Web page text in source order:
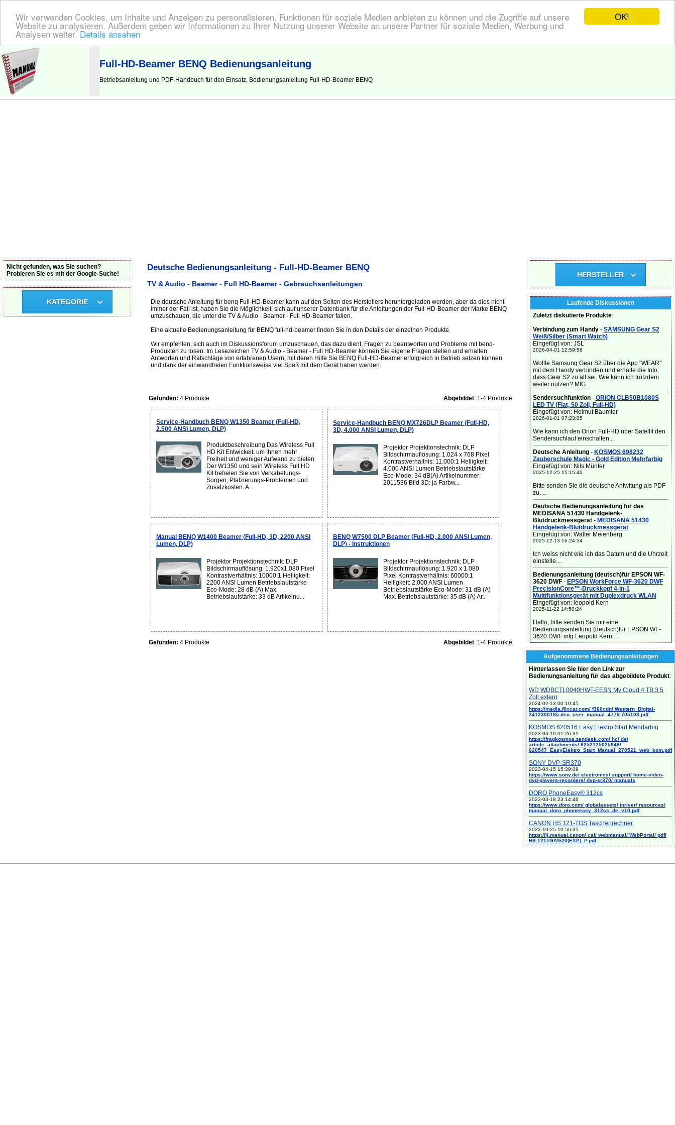
OK!
Wir verwenden Cookies, um Inhalte und Anzeigen zu personalisieren, Funktionen für soziale Medien anbieten zu können und die Zugriffe auf unsere
Website zu analysieren. Außerdem geben wir Informationen zu Ihrer Nutzung unserer Website an unsere Partner für soziale Medien, Werbung und
Analysen weiter. Details ansehen
BEDIENUNGSANLEITUNG | Hier finden Sie die deutsche Anleitung!
Full-HD-Beamer BENQ Bedienungsanleitung
Betriebsanleitung und PDF-Handbuch für den Einsatz, Bedienungsanleitung Full-HD-Beamer BENQ
Deutsche Bedienungsanleitung - Full-HD-Beamer BENQ
TV & Audio - Beamer - Full HD-Beamer - Gebrauchsanleitungen
Die deutsche Anleitung für benq Full-HD-Beamer kann auf den Seiten des Herstellers heruntergeladen werden, aber da dies nicht
immer der Fall ist, haben Sie die Möglichkeit, sich auf unserer Datenbank für die Anleitungen der Full-HD-Beamer der Marke BENQ
umzuschauen, die unter die TV & Audio - Beamer - Full HD-Beamer fallen.
Eine aktuelle Bedienungsanleitung für BENQ full-hd-beamer finden Sie in den Details der einzelnen Produkte.
Wir empfehlen, sich auch im Diskussionsforum umzuschauen, das dazu dient, Fragen zu beantworten und Probleme mit benq-
Produkten zu lösen. Im Lesezeichen TV & Audio - Beamer - Full HD-Beamer können Sie eigene Fragen stellen und erhalten
Antworten und Ratschläge von erfahrenen Usern, mit deren Hilfe Sie BENQ Full-HD-Beamer erfolgreich in Betrieb setzen können
und dank der einwandfreien Funktionsweise viel Spaß mit dem Gerät haben werden.
Gefunden: 4 Produkte Abgebildet: 1-4 Produkte
Service-Handbuch BENQ W1350 Beamer (Full-HD,
2.500 ANSI Lumen, DLP)
Produktbeschreibung Das Wireless Full
HD Kit Entwickelt, um Ihnen mehr
Freiheit und weniger Aufwand zu bieten
Der W1350 und sein Wireless Full HD
Kit befreien Sie von Verkabelungs-
Sorgen, Platzierungs-Problemen und
Zusatzkosten. A...
Service-Handbuch BENQ MX726DLP Beamer (Full-HD,
3D, 4.000 ANSI Lumen, DLP)
Projektor Projektionstechnik: DLP
Bildschirmauflösung: 1.024 x 768 Pixel
Kontrastverhältnis: 11.000:1 Helligkeit:
4.000 ANSI Lumen Betriebslautstärke
Eco-Mode: 34 dB(A) Artikelnummer:
2011536 Bild 3D: ja Farbw...
Manual BENQ W1400 Beamer (Full-HD, 3D, 2200 ANSI
Lumen, DLP)
Projektor Projektionstechnik: DLP
Bildschirmauflösung: 1.920x1.080 Pixel
Kontrastverhältnis: 10000:1 Helligkeit:
2200 ANSI Lumen Betriebslautstärke
Eco-Mode: 28 dB (A) Max.
Betriebslautstärke: 33 dB Artikelnu...
BENQ W7500 DLP Beamer (Full-HD, 2.000 ANSI Lumen,
DLP) - Instruktionen
Projektor Projektionstechnik: DLP
Bildschirmauflösung: 1.920 x 1.080
Pixel Kontrastverhältnis: 60000:1
Helligkeit: 2.000 ANSI Lumen
Betriebslautstärke Eco-Mode: 31 dB (A)
Max. Betriebslautstärke: 35 dB (A) Ar...
Gefunden: 4 Produkte Abgebildet: 1-4 Produkte
Nicht gefunden, was Sie suchen?
Probieren Sie es mit der Google-Suche!
KATEGORIE
HERSTELLER
Laufende Diskussionen
Zuletzt diskutierte Produkte:
Verbindung zum Handy- SAMSUNG Gear S2
Weiß/Silber (Smart Watch)
Eingefügt von: JSL
2026-04-01 12:59:56
Wollte Samsung Gear S2 über die App "WEAR"
mit dem Handy verbinden und erhalte die Info,
dass Gear S2 zu alt sei. Wie kann ich trotzdem
weiter nutzen? MfG...
Sendersuchfunktion- ORION CLB50B1080S
LED TV (Flat, 50 Zoll, Full-HD)
Eingefügt von: Helmut Bäumler
2026-01-01 07:23:05
Wie kann ich den Orion Full-HD über Satellit den
Sendersuchlauf einschalten...
Deutsche Anleitung- KOSMOS 698232
Zauberschule Magic - Gold Edition Mehrfarbig
Eingefügt von: Nils Münter
2025-12-25 15:15:40
Bitte senden Sie die deutsche Anlwitung als PDF
zu. ...
Deutsche Bedienungsanleitung für das
MEDISANA 51430 Handgelenk-
Blutdruckmessgerät- MEDISANA 51430
Handgelenk-Blutdruckmessgerät
Eingefügt von: Walter Meienberg
2025-12-13 16:24:54
Ich weiss nicht wie ich das Datum und die Uhrzeit
einstelle....
Bedienungsanleitung (deutsch)für EPSON WF-
3620 DWF- EPSON WorkForce WF-3620 DWF
PrecisionCore™-Druckkopf 4-in-1
Multifunktionsgerät mit Duplexdruck WLAN
Eingefügt von: leopold Kern
2025-11-22 14:50:24
Hallo, bitte senden Sie mir eine
Bedienungsanleitung (deutsch)für EPSON WF-
3620 DWF mfg Leopold Kern...
Aufgenommene Bedienungsanleitungen
Hinterlassen Sie hier den Link zur
Bedienungsanleitung für das abgebildete Produkt:
WD WDBCTL0040HWT-EESN My Cloud 4 TB 3.5
Zoll extern
2024-02-13 00:10:45
https://media.flixcar.com/ f360cdn/ Western_Digital-
2412300185-deu_user_manual_4779-705103.pdf
KOSMOS 620516 Easy Elektro Start Mehrfarbig
2023-06-10 01:26:31
https://fragkosmos.zendesk.com/ hc/ de/
article_attachments/ 8252125025948/
620547_EasyElektro_Start_Manual_270521_web_kom.pdf
SONY DVP-SR370
2023-04-15 15:39:09
https://www.sony.de/ electronics/ support/ home-video-
dvd-players-recorders/ dvp-sr370/ manuals
DORO PhoneEasy® 312cs
2023-03-18 23:14:46
https://www.doro.com/ globalassets/ inriver/ resources/
manual_doro_phoneeasy_312cs_de_v10.pdf
CANON HS 121-TGS Taschenrechner
2022-10-25 10:56:35
https://ij.manual.canon/ cal/ webmanual/ WebPortal/ pdf/
HS-121TGA%20(EXP)_P.pdf